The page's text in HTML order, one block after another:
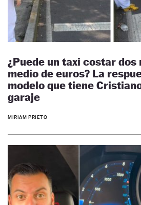
¿Puede un taxi costar dos
medio de euros? La
modelo que tiene
garaje
MIRIAM PRIETO